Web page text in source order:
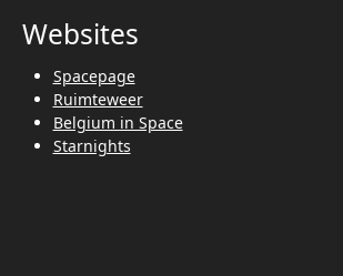
Websites
Spacepage
Ruimteweer
Belgium in Space
Starnights